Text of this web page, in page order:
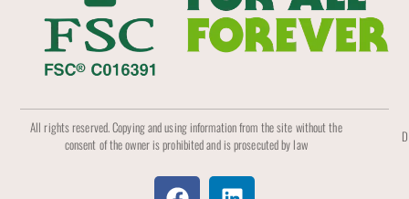
All rights reserved. Copying and using information from the site without the
consent of the owner is prohibited and is prosecuted by law